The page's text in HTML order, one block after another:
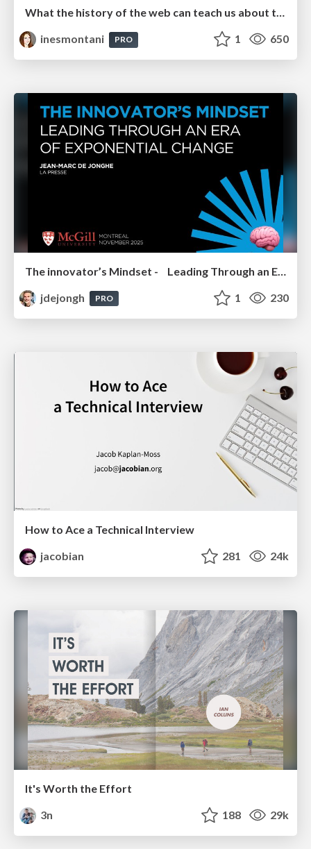
What the history of the web can teach us about the future of AI
inesmontani
PRO 1 650
The innovator’s Mindset - Leading Through an Era of Exponential Change - McGill University 2025
jdejongh
PRO 1 230
How to Ace a Technical Interview
jacobian
281 24k
It's Worth the Effort
3n
188 29k